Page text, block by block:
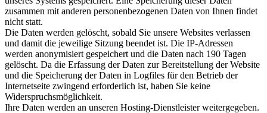
zusammen mit anderen personenbezogenen Daten von Ihnen findet
nicht statt.
Die Daten werden gelöscht, sobald Sie unsere Websites verlassen
und damit die jeweilige Sitzung beendet ist. Die IP-Adressen
werden anonymisiert gespeichert und die Daten nach 190 Tagen
gelöscht. Da die Erfassung der Daten zur Bereitstellung der Website
und die Speicherung der Daten in Logfiles für den Betrieb der
Internetseite zwingend erforderlich ist, haben Sie keine
Widerspruchsmöglichkeit.
Ihre Daten werden an unseren Hosting-Dienstleister weitergegeben.